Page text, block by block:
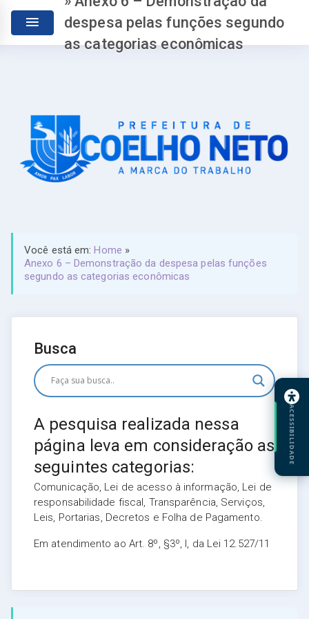
despesa pelas funções segundo
as categorias econômicas
Você está em:Home »
Anexo 6 – Demonstração da despesa pelas funções
segundo as categorias econômicas
Busca
A pesquisa realizada nessa
página leva em consideração as
seguintes categorias:
Comunicação, Lei de acesso à informação, Lei de
responsabilidade fiscal, Transparência, Serviços,
Leis, Portarias, Decretos e Folha de Pagamento.
Em atendimento ao Art. 8º, §3º, I, da Lei 12.527/11
ACESSIBILIDADE